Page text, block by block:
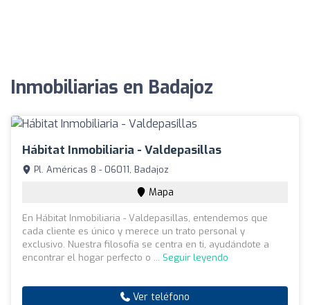
Inmobiliarias en Badajoz
Hábitat Inmobiliaria - Valdepasillas
Pl. Américas 8 - 06011, Badajoz
Mapa
En Hábitat Inmobiliaria - Valdepasillas, entendemos que
cada cliente es único y merece un trato personal y
exclusivo. Nuestra filosofía se centra en ti, ayudándote a
encontrar el hogar perfecto o ... Seguir leyendo
Ver teléfono